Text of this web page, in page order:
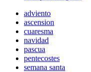
adviento
ascension
cuaresma
navidad
pascua
pentecostes
semana santa